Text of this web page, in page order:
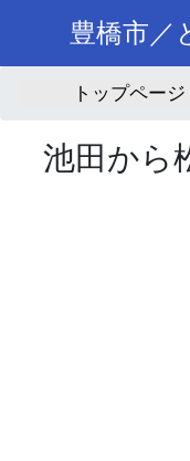
豊橋市／
トップページ
池田から